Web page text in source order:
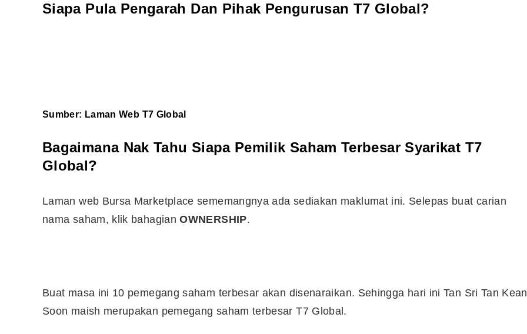
Siapa Pula Pengarah Dan Pihak Pengurusan T7 Global?
Sumber: Laman Web T7 Global
Bagaimana Nak Tahu Siapa Pemilik Saham Terbesar Syarikat T7
Global?
Laman web Bursa Marketplace sememangnya ada sediakan maklumat ini. Selepas buat carian
nama saham, klik bahagianOWNERSHIP.
Buat masa ini 10 pemegang saham terbesar akan disenaraikan. Sehingga hari ini Tan Sri Tan Kean
Soon maish merupakan pemegang saham terbesar T7 Global.
Perlu Tahu Tentang Pelaburan
Saham di Bursa Malaysia
(CDS) Maybank